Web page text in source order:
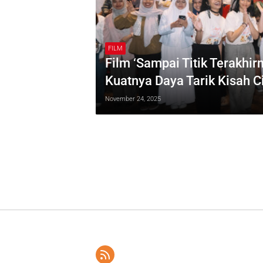
FILM
Film ‘Sampai Titik
Kuatnya Daya Tarik Kisah
November 24, 2025